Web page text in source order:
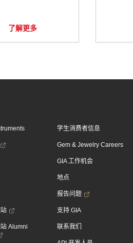
了解更多
Alumni
学生消费者信息
Gem & Jewelry Careers
GIA 工作机会
地点
报告问题
支持 GIA
联系我们